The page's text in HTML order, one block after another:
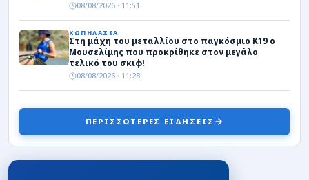
08/08/2026 · 11:51
ΚΩΠΗΛΑΣΙΑ
Στη μάχη του μεταλλίου στο παγκόσμιο Κ19 ο
Μουσελίμης που προκρίθηκε στον μεγάλο
τελικό του σκιφ!
08/08/2026 · 11:28
Πρόωρο “διαζύγιο” της ΑΕΡ Αφάντου με τον
Κόντε!
08/08/2026 · 00:45
ΤΟΠΙΚΑ
Ευρωμπάσκετ U16: Ελλάδα-Ιρλανδία 78-36
ΠΕΡΙΣΣΟΤΕΡΕΣ ΕΙΔΗΣΕΙΣ